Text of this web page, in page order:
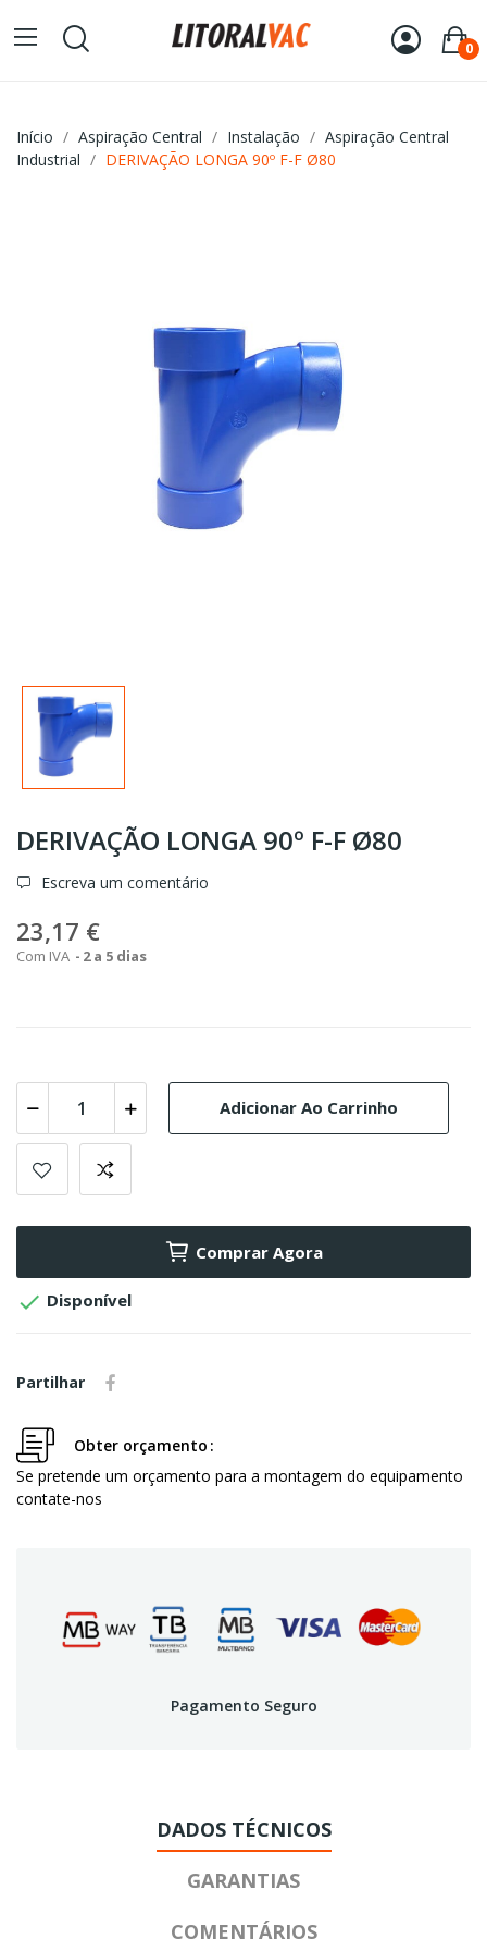
0
Início Aspiração Central Instalação
Aspiração Central
Industrial
DERIVAÇÃO LONGA 90º F-F Ø80
DERIVAÇÃO LONGA 90º F-F Ø80
Escreva um comentário
23,17 €
Com IVA 2 a 5 dias
Adicionar Ao Carrinho
Comprar Agora
 Disponível
Partilhar
Obter orçamento
Se pretende um orçamento para a montagem do equipamento
contate-nos
Pagamento Seguro
DADOS TÉCNICOS
GARANTIAS
COMENTÁRIOS